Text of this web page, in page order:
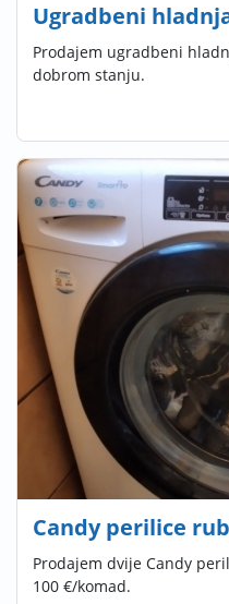
Ugradbeni
Prodajem ugradbeni
dobrom stanju.
Candy perilice
Prodajem dvije Candy
100 €/komad.